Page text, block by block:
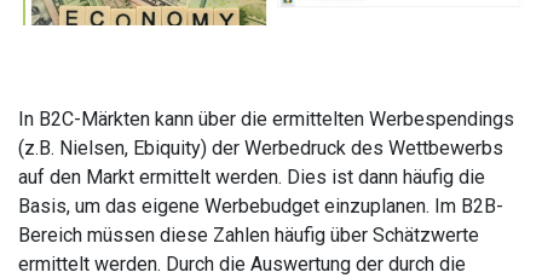
In B2C-Märkten kann über die ermittelten Werbespendings
(z.B. Nielsen, Ebiquity) der Werbedruck des Wettbewerbs
auf den Markt ermittelt werden. Dies ist dann häufig die
Basis, um das eigene Werbebudget einzuplanen. Im B2B-
Bereich müssen diese Zahlen häufig über Schätzwerte
ermittelt werden. Durch die Auswertung der durch die